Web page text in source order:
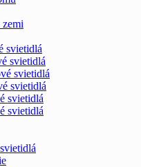
zemi
svietidlá
svietidlá
svietidlá
svietidlá
svietidlá
svietidlá